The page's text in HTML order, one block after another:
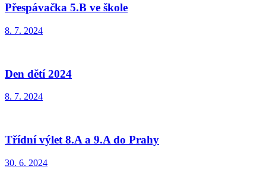
Přespávačka 5.B ve škole
8. 7. 2024
Den dětí 2024
8. 7. 2024
Třídní výlet 8.A a 9.A do Prahy
30. 6. 2024